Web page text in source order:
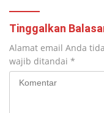
Tinggalkan
Alamat email Anda
wajib ditandai *